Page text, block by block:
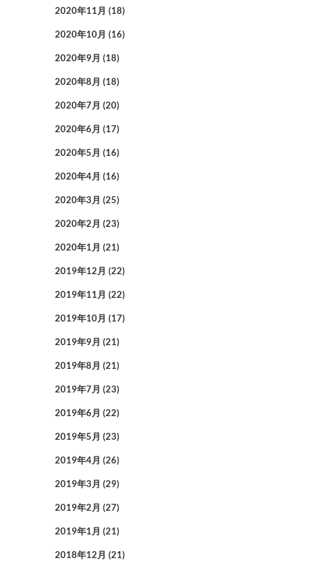
2020年11月 (18)
2020年10月 (16)
2020年9月 (18)
2020年8月 (18)
2020年7月 (20)
2020年6月 (17)
2020年5月 (16)
2020年4月 (16)
2020年3月 (25)
2020年2月 (23)
2020年1月 (21)
2019年12月 (22)
2019年11月 (22)
2019年10月 (17)
2019年9月 (21)
2019年8月 (21)
2019年7月 (23)
2019年6月 (22)
2019年5月 (23)
2019年4月 (26)
2019年3月 (29)
2019年2月 (27)
2019年1月 (21)
2018年12月 (21)